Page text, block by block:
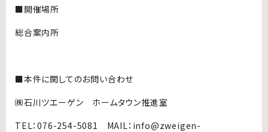
■開催場所
総合案内所
■本件に関してのお問い合わせ
㈱石川ツエーゲン ホームタウン推進室
TEL：076-254-5081 MAIL：info@zweigen-